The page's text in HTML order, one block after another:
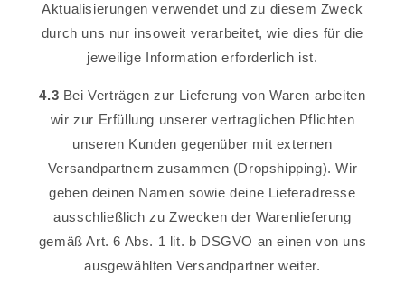
Aktualisierungen verwendet und zu diesem Zweck
durch uns nur insoweit verarbeitet, wie dies für die
jeweilige Information erforderlich ist.
4.3 Bei Verträgen zur Lieferung von Waren arbeiten
wir zur Erfüllung unserer vertraglichen Pflichten
unseren Kunden gegenüber mit externen
Versandpartnern zusammen (Dropshipping). Wir
geben deinen Namen sowie deine Lieferadresse
ausschließlich zu Zwecken der Warenlieferung
gemäß Art. 6 Abs. 1 lit. b DSGVO an einen von uns
ausgewählten Versandpartner weiter.